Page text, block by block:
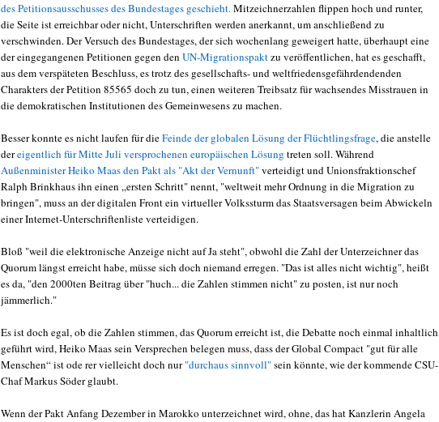
des Petitionsausschusses des Bundestages geschieht.Mitzeichnerzahlen flippen hoch und runter,
die Seite ist erreichbar oder nicht, Unterschriften werden anerkannt, um anschließend zu
verschwinden. Der Versuch des Bundestages, der sich wochenlang geweigert hatte, überhaupt eine
der eingegangenen Petitionen gegen den UN-Migrationspaktzu veröffentlichen, hat es geschafft,
aus dem verspäteten Beschluss, es trotz des gesellschafts- und weltfriedensgefährdendenden
Charakters der Petition 85565 doch zu tun, einen weiteren Treibsatz für wachsendes Misstrauen in
die demokratischen Institutionen des Gemeinwesens zu machen.
Besser konnte es nicht laufen für dieFeinde der globalen Lösung der Flüchtlingsfrage, die anstelle
dereigentlich für Mitte Juli versprochenen europäischen Lösung treten soll. Während
Außenminister Heiko Maas den Pakt als "Akt der Vernunft"verteidigt und Unionsfraktionschef
Ralph Brinkhaus ihn einen „ersten Schritt" nennt, "weltweit mehr Ordnung in die Migration zu
bringen", muss an der digitalen Front ein virtueller Volkssturm das Staatsversagen beim Abwickeln
einer Internet-Unterschriftenliste verteidigen.
Bloß "weil die elektronische Anzeige nicht auf Ja steht", obwohl die Zahl der Unterzeichner das
Quorum längst erreicht habe, müsse sich doch niemand erregen. "Das ist alles nicht wichtig", heißt
es da, "den 2000ten Beitrag über "huch... die Zahlen stimmen nicht" zu posten, ist nur noch
jämmerlich."
Es ist doch egal, ob die Zahlen stimmen, das Quorum erreicht ist, die Debatte noch einmal inhaltlich
geführt wird, Heiko Maas sein Versprechen belegen muss, dass der Global Compact "gut für alle
Menschen“ ist ode rer vielleicht doch nur"durchaus sinnvoll"sein könnte, wie der kommende CSU-
Chaf Markus Söder glaubt.
Wenn der Pakt Anfang Dezember in Marokko unterzeichnet wird, ohne, das hat Kanzlerin Angela